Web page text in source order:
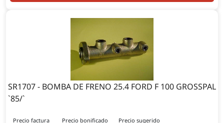
SR1707 - BOMBA DE FRENO 25.4 FORD F 100 GROSSPAL
`85/`
Precio factura
Precio bonificado
Precio sugerido